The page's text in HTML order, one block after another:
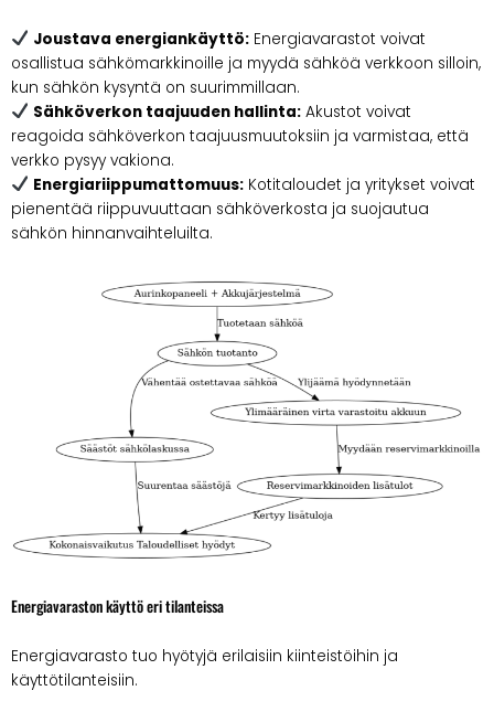
Joustava energiankäyttö:Energiavarastot voivat
osallistua sähkömarkkinoille ja myydä sähköä verkkoon silloin,
kun sähkön kysyntä on suurimmillaan.
Sähköverkon taajuuden hallinta:Akustot voivat
reagoida sähköverkon taajuusmuutoksiin ja varmistaa, että
verkko pysyy vakiona.
Energiariippumattomuus:Kotitaloudet ja yritykset voivat
pienentää riippuvuuttaan sähköverkosta ja suojautua
sähkön hinnanvaihteluilta.
Energiavaraston käyttö eri tilanteissa
Energiavarasto tuo hyötyjä erilaisiin kiinteistöihin ja
käyttötilanteisiin.